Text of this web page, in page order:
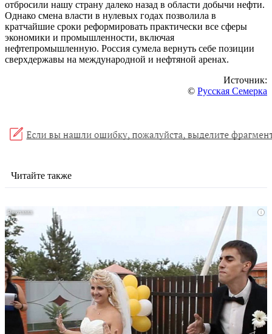
отбросили нашу страну далеко назад в области добычи нефти.
Однако смена власти в нулевых годах позволила в
кратчайшие сроки реформировать практически все сферы
экономики и промышленности, включая
нефтепромышленную. Россия сумела вернуть себе позиции
сверхдержавы на международной и нефтяной аренах.
Источник:
© Русская Семерка
Читайте также
i